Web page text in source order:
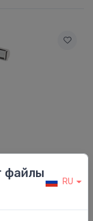
ventili,
файлы
RU